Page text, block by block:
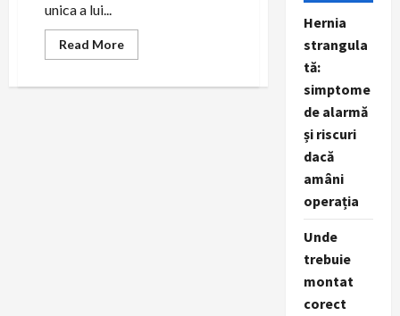
unica a lui...
Read MoreRead
more
prin
Hernia
strangula
tă:
simptome
de alarmă
și riscuri
dacă
amâni
operația
Unde
trebuie
montat
corect